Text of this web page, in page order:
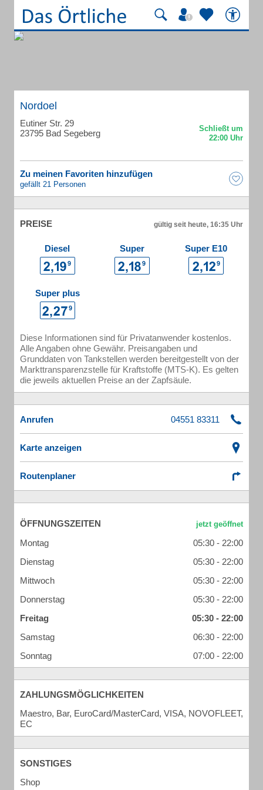
Nordoel
Eutiner Str. 29
23795 Bad Segeberg
Zu meinen Favoriten hinzufügen
gefällt 21 Personen
PREISE gültig seit heute, 16:35 Uhr
Diesel Super Super E10
Super plus
Diese Informationen sind für Privatanwender kostenlos.
Alle Angaben ohne Gewähr. Preisangaben und
Grunddaten von Tankstellen werden bereitgestellt von der
Markttransparenzstelle für Kraftstoffe (MTS-K). Es gelten
die jeweils aktuellen Preise an der Zapfsäule.
Anrufen
Karte anzeigen
Routenplaner
ÖFFNUNGSZEITEN
Montag
05:30 - 22:00
Dienstag
05:30 - 22:00
Mittwoch
05:30 - 22:00
Donnerstag
05:30 - 22:00
Freitag
05:30 - 22:00
Samstag
06:30 - 22:00
Sonntag
07:00 - 22:00
ZAHLUNGSMÖGLICHKEITEN
Maestro, Bar, EuroCard/MasterCard, VISA, NOVOFLEET,
EC
SONSTIGES
Shop